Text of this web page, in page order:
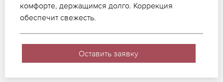
комфорте, держащимся долго. Коррекция
обеспечит свежесть.
Оставить заявку